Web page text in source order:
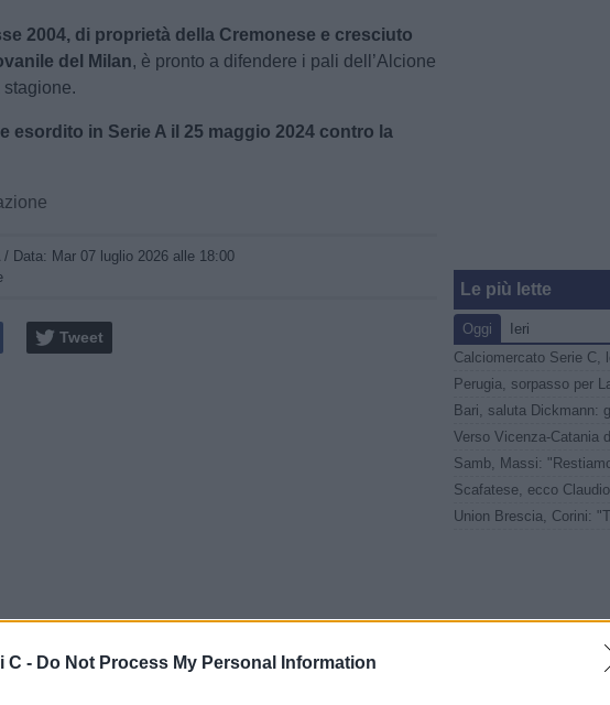
C - Do Not Process My Personal Information
2004, di proprietà della Cremonese e cresciuto
del Milan, è pronto a difendere i pali dell’Alcione
esordito in Serie A il 25 maggio 2024 contro la
/ Data: Mar 07 luglio 2026 alle 18:00
Tweet
Le più lette
Oggi
Ieri
Perugia, sorpasso per
Bari, saluta Dickmann:
Scafatese, ecco